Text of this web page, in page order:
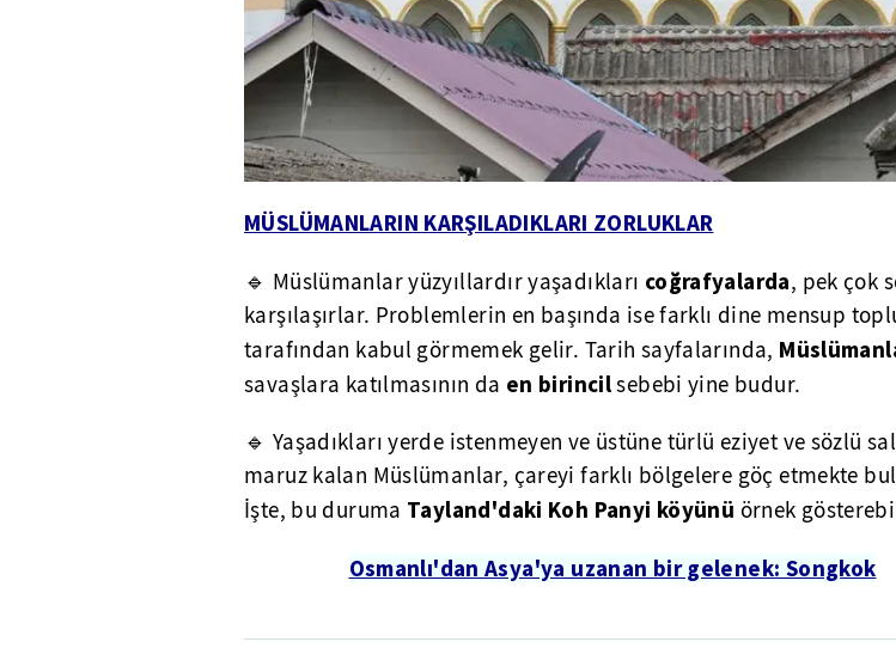
MÜSLÜMANLARIN KARŞILADIKLARI ZORLUKLAR
🔹 Müslümanlar yüzyıllardır yaşadıkları coğrafyalarda, pek çok
karşılaşırlar. Problemlerin en başında ise farklı dine mensup
tarafından kabul görmemek gelir. Tarih sayfalarında,
savaşlara katılmasının da en birincilsebebi yine budur.
🔹 Yaşadıkları yerde istenmeyen ve üstüne türlü eziyet ve sözlü
maruz kalan Müslümanlar, çareyi farklı bölgelere göç etmekte
İşte, bu duruma Tayland'daki Koh Panyi köyünü örnek
Osmanlı'dan Asya'ya uzanan bir gelenek: Songkok